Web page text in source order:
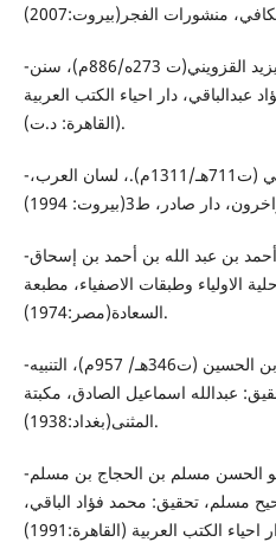
-ابن ماجة، ابو عبدالله محمد بن يزيد القزويني(ت 273ه/886م)، سنن
عبدالباقي، دار احياء الكتب العربية
(القاهرة: د.ت).
-ابن منظور. محمد بن مكرم بن علي (ت711هـ/1311م).، لسان العرب،
-ابو نعيم الاصبهاني، أحمد بن عبد الله بن أحمد بن إسحاق
1038م).، حلية الاولياء وطبقات الاصفياء، مطبعة
السعادة(مصر:1974).
-المسعودي، أبو الحسن علي بن الحسين (ت346هـ/ 957م)، التنبيه
عبدالله اسماعيل الصادق، مكبتة
المثنى(بغداد:1938).
-مسلم، أبو الحسن مسلم بن الحجاج بن مسلم
875م)، صحيح مسلم، تحقيق: محمد فؤاد الباقي،